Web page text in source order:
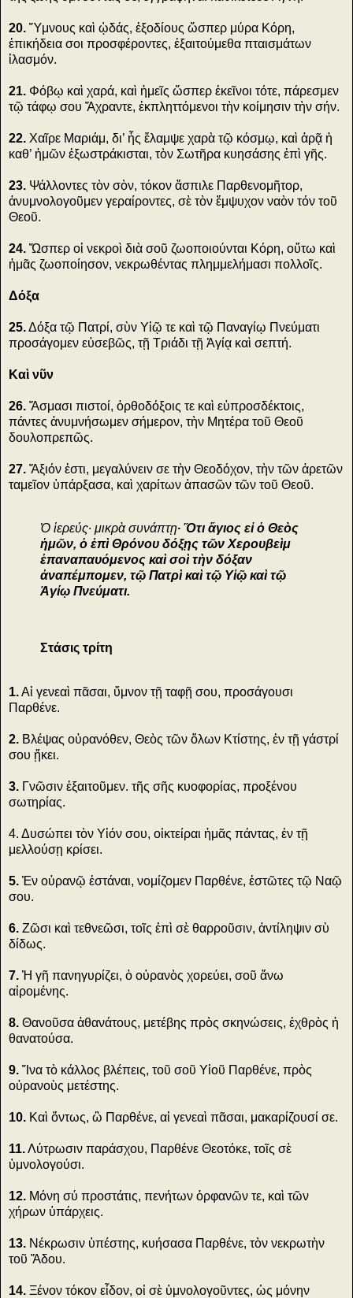
20. Ὕμνους καὶ ᾠδάς, ἐξοδίους ὥσπερ μύρα Κόρη,
ἐπικήδεια σοι προσφέροντες, ἐξαιτούμεθα πταισμάτων
ἱλασμόν.
21. Φόβῳ καὶ χαρά, καὶ ἡμεῖς ὥσπερ ἐκεῖνοι τότε, πάρεσμεν
τῷ τάφῳ σου Ἄχραντε, ἐκπληττόμενοι τὴν κοίμησιν τὴν σήν.
22. Χαῖρε Μαριάμ, δι’ ἧς ἔλαμψε χαρὰ τῷ κόσμῳ, καὶ ἀρᾷ ἡ
καθ’ ἡμῶν ἐξωστράκισται, τὸν Σωτῆρα κυησάσης ἐπὶ γῆς.
23. Ψάλλοντες τὸν σὸν, τόκον ἄσπιλε Παρθενομῆτορ,
ἀνυμνολογοῦμεν γεραίροντες, σὲ τὸν ἔμψυχον ναὸν τόν τοῦ
Θεοῦ.
24. Ὥσπερ οἱ νεκροὶ διὰ σοῦ ζωοποιούνται Κόρη, οὕτω καὶ
ἡμᾶς ζωοποίησον, νεκρωθέντας πλημμελήμασι πολλοῖς.
Δόξα
25.Δόξα τῷ Πατρί, σὺν Υἱῷ τε καὶ τῷ Παναγίῳ Πνεύματι
προσάγομεν εὐσεβῶς, τῇ Τριάδι τῇ Ἁγίᾳ καὶ σεπτή.
Καὶ νῦν
26. Ἄσμασι πιστοί, ὀρθοδόξοις τε καὶ εὐπροσδέκτοις,
πάντες ἀνυμνήσωμεν σήμερον, τὴν Μητέρα τοῦ Θεοῦ
δουλοπρεπῶς.
27. Ἄξιόν ἐστι, μεγαλύνειν σε τὴν Θεοδόχον, τὴν τῶν ἀρετῶν
ταμεῖον ὑπάρξασα, καὶ χαρίτων ἁπασῶν τῶν τοῦ Θεοῦ.
Ὁ ἱερεύς∙ μικρὰ συνάπτῃ∙ Ὅτι ἅγιος εἰ ὁ Θεὸς
ἡμῶν, ὁ ἐπὶ Θρόνου δόξῃς τῶν Χερουβεὶμ
ἐπαναπαυόμενος καὶ σοὶ τὴν δόξαν
ἀναπέμπομεν, τῷ Πατρὶ καὶ τῷ Υἱῷ καὶ τῷ
Ἁγίῳ Πνεύματι.
Στάσις τρίτη
1.Αἱ γενεαὶ πᾶσαι, ὕμνον τῇ ταφῇ σου, προσάγουσι
Παρθένε.
2. Βλέψας οὐρανόθεν, Θεὸς τῶν ὅλων Κτίστης, ἐν τῇ γάστρί
σου ᾔκει.
3. Γνῶσιν ἐξαιτοῦμεν. τῆς σῆς κυοφορίας, προξένου
σωτηρίας.
4. Δυσώπει τὸν Υἱόν σου, οἰκτείραι ἡμᾶς πάντας, ἐν τῇ
μελλούσῃ κρίσει.
5. Ἐν οὐρανῷ ἐστάναι, νομίζομεν Παρθένε, ἑστῶτες τῷ Ναῷ
σου.
6. Ζῶσι καὶ τεθνεῶσι, τοῖς ἐπὶ σὲ θαρροῦσιν, ἀντίληψιν σὺ
δίδως.
7. Ἡ γῆ πανηγυρίζει, ὁ οὐρανὸς χορεύει, σοῦ ἄνω
αἰρομένης.
8. Θανοῦσα ἀθανάτους, μετέβης πρὸς σκηνώσεις, ἐχθρὸς ἡ
θανατούσα.
9. Ἵνα τὸ κάλλος βλέπεις, τοῦ σοῦ Υἱοῦ Παρθένε, πρὸς
οὐρανοὺς μετέστης.
10. Καὶ ὄντως, ὢ Παρθένε, αἱ γενεαὶ πᾶσαι, μακαρίζουσί σε.
11.Λύτρωσιν παράσχου, Παρθένε Θεοτόκε, τοῖς σὲ
ὑμνολογούσι.
12. Μόνη σύ προστάτις, πενήτων ὀρφανῶν τε, καὶ τῶν
χήρων ὑπάρχεις.
13. Νέκρωσιν ὑπέστης, κυήσασα Παρθένε, τὸν νεκρωτὴν
τοῦ Ἅδου.
14. Ξένον τόκον εἶδον, οἱ σὲ ὑμνολογοῦντες, ὡς μόνην